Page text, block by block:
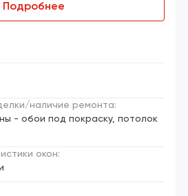
наличие ремонта:
- обои под покраску, потолок
окон:
Подробнее